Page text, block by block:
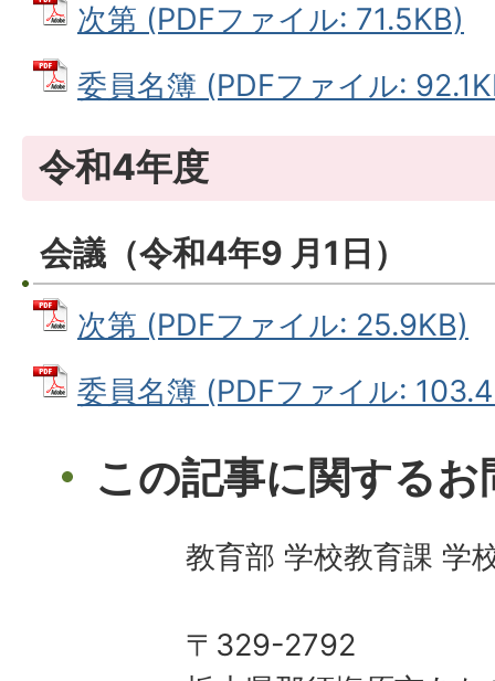
次第 (PDFファイル: 71.5KB)
委員名簿 (PDFファイル:
令和4年度
会議（令和4年9 月1日）
次第 (PDFファイル: 25.9KB)
委員名簿 (PDFファイル:
この記事に関する
教育部 学校教育課 学
〒329-2792